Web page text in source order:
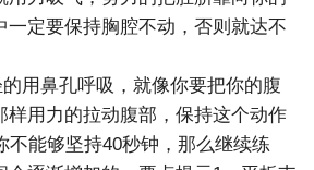
一定要保持胸腔不动，否则就达不
用鼻孔呼吸，就像你要把你的腹
样用力的拉动腹部，保持这个动作
不能够坚持40秒钟，那么继续练